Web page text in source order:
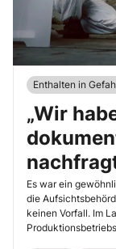
Enthalten in
„Wir
Es war ein
die
keinen Vorfall. Im